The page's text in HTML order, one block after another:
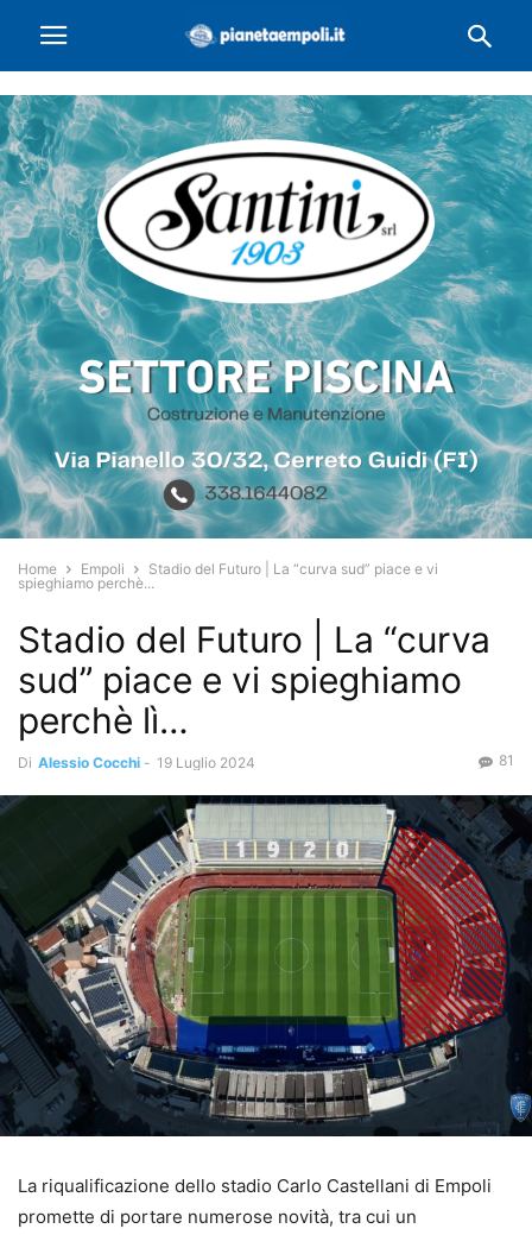
Home Empoli
Stadio del Futuro | La “curva sud” piace e vi
spieghiamo perchè...
Stadio del Futuro | La “curva
sud” piace e vi spieghiamo
perchè lì…
Di Alessio Cocchi - 19 Luglio 2024 81
La riqualificazione dello stadio Carlo Castellani di Empoli
promette di portare numerose novità, tra cui un